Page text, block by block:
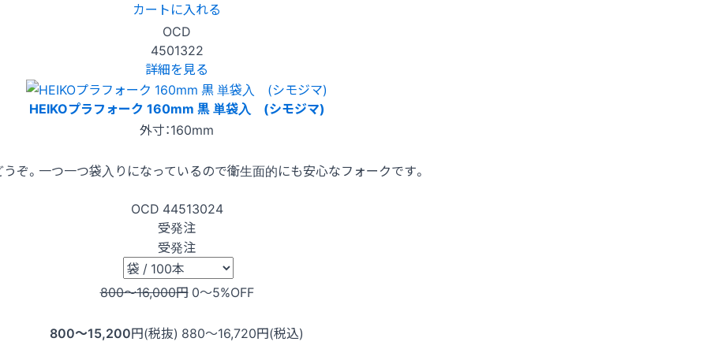
カートに入れる
OCD
4501322
詳細を見る
HEIKOプラフォーク 160mm 黒 単袋入 (シモジマ)
外寸：160mm
ぞ。一つ一つ袋入りになっているので衛生面的にも安心なフォークです。
OCD 44513024
受発注
受発注
800〜16,000円 0〜5%OFF
800〜15,200円(税抜) 880〜16,720円(税込)